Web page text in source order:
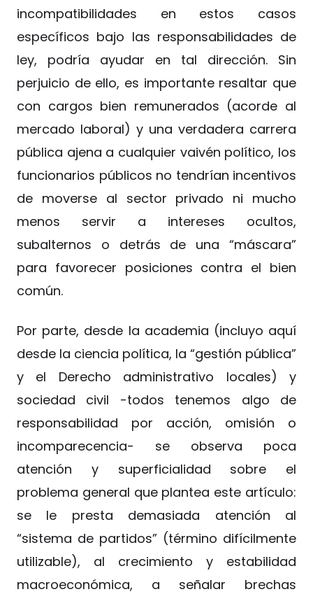
incompatibilidades en estos casos
específicos bajo las responsabilidades de
ley, podría ayudar en tal dirección. Sin
perjuicio de ello, es importante resaltar que
con cargos bien remunerados (acorde al
mercado laboral) y una verdadera carrera
pública ajena a cualquier vaivén político, los
funcionarios públicos no tendrían incentivos
de moverse al sector privado ni mucho
menos servir a intereses ocultos,
subalternos o detrás de una “máscara”
para favorecer posiciones contra el bien
común.
Por parte, desde la academia (incluyo aquí
desde la ciencia política, la “gestión pública”
y el Derecho administrativo locales) y
sociedad civil -todos tenemos algo de
responsabilidad por acción, omisión o
incomparecencia- se observa poca
atención y superficialidad sobre el
problema general que plantea este artículo:
se le presta demasiada atención al
“sistema de partidos” (término difícilmente
utilizable), al crecimiento y estabilidad
macroeconómica, a señalar brechas